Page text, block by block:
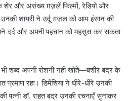
और असंख्य ग़ज़लें फिल्मों, रेडियो और
उनकी शायरी ने उर्दू ग़ज़ल को आम इंसान की
दर्द और अपनी पहचान को महसूस कर सकता
शब्द अपनी रोशनी नहीं खोते—बशीर बद्र के
प्रमाण रहा। डिमेंशिया ने धीरे-धीरे उनकी
पत्नी डॉ. राहत बद्र उनकी रचनाएँ सुनाकर